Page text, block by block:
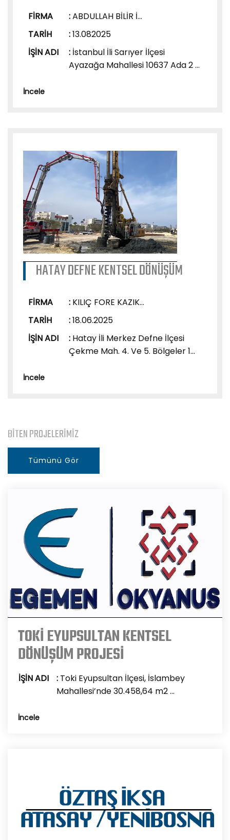
FİRMA :ABDULLAH BİLİR İ...
TARİH
:13.082025
İŞİN ADI
: İstanbul İli Sarıyer İlçesi
Ayazağa Mahallesi 10637 Ada 2 ...
İncele
HATAY DEFNE KENTSEL DÖNÜŞÜM
FİRMA : KILIÇ FORE KAZIK...
TARİH
:18.06.2025
İŞİN ADI
: Hatay İli Merkez Defne İlçesi
Çekme Mah. 4. Ve 5. Bölgeler 1...
İncele
BİTEN PROJELERİMİZ
Tümünü Gör
TOKİ EYUPSULTAN KENTSEL
DÖNÜŞÜM PROJESİ
İŞİN ADI : Toki Eyupsultan İlçesi, İslambey
Mahallesi’nde 30.458,64 m2 ...
İncele